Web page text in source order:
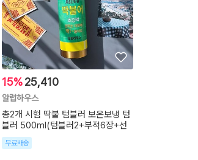
15% 25,410
알럽하우스
총2개 시험 딱붙 텀블러 보온보냉 텀
블러 500ml(텀블러2+부적6장+선
무료배송